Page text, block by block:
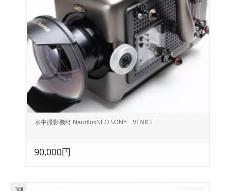
水中撮影機材 NautilusNEO SONY VENICE
90,000円